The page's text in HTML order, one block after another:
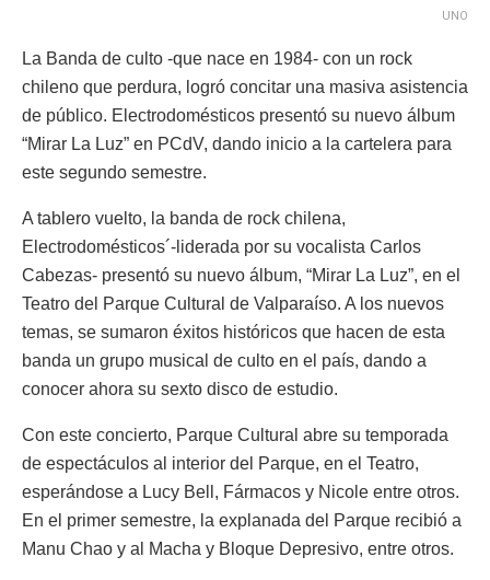
UNO
La Banda de culto -que nace en 1984- con un rock
chileno que perdura, logró concitar una masiva asistencia
de público. Electrodomésticos presentó su nuevo álbum
“Mirar La Luz” en PCdV, dando inicio a la cartelera para
este segundo semestre.
A tablero vuelto, la banda de rock chilena,
Electrodomésticos´-liderada por su vocalista Carlos
Cabezas- presentó su nuevo álbum, “Mirar La Luz”, en el
Teatro del Parque Cultural de Valparaíso. A los nuevos
temas, se sumaron éxitos históricos que hacen de esta
banda un grupo musical de culto en el país, dando a
conocer ahora su sexto disco de estudio.
Con este concierto, Parque Cultural abre su temporada
de espectáculos al interior del Parque, en el Teatro,
esperándose a Lucy Bell, Fármacos y Nicole entre otros.
En el primer semestre, la explanada del Parque recibió a
Manu Chao y al Macha y Bloque Depresivo, entre otros.